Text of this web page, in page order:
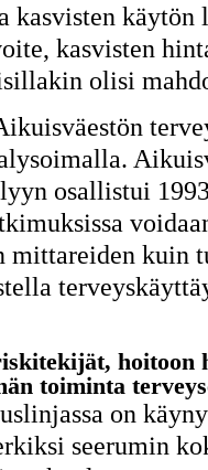
kasvisten käytön
kasvisten
olisi
osallistui
mittareiden kuin
hoitoon
toiminta
on
seerumin